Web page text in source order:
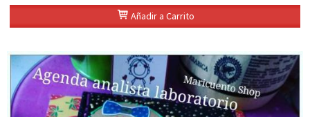
Añadir a Carrito